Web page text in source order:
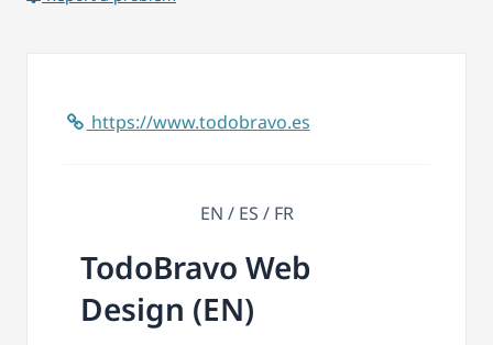
https://www.todobravo.es
EN / ES / FR
TodoBravo Web
Design (EN)